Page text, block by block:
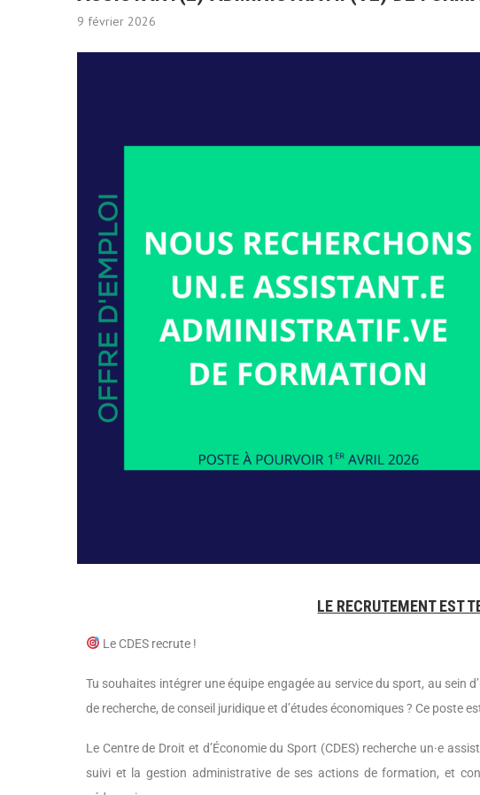
9 février 2026
LE RECRUTEMENT EST
Le CDES recrute !
Tu souhaites intégrer une équipe engagée au service du sport, au sein
de recherche, de conseil juridique et d’études économiques ? Ce poste
Le Centre de Droit et d’Économie du Sport (CDES) recherche un·e
suivi et la gestion administrative de ses actions de formation, et